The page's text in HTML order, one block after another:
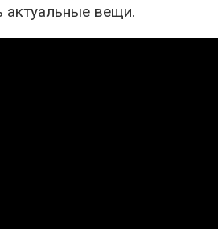
актуальные вещи.